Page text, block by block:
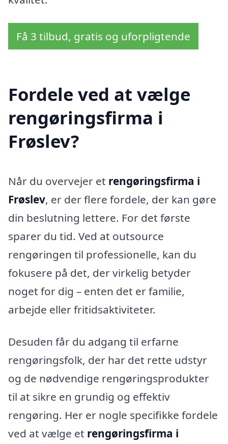
Få 3 tilbud, gratis og uforpligtende
Fordele ved at vælge
rengøringsfirma i
Frøslev?
Når du overvejer et rengøringsfirma i
Frøslev, er der flere fordele, der kan gøre
din beslutning lettere. For det første
sparer du tid. Ved at outsource
rengøringen til professionelle, kan du
fokusere på det, der virkelig betyder
noget for dig – enten det er familie,
arbejde eller fritidsaktiviteter.
Desuden får du adgang til erfarne
rengøringsfolk, der har det rette udstyr
og de nødvendige rengøringsprodukter
til at sikre en grundig og effektiv
rengøring. Her er nogle specifikke fordele
ved at vælge et rengøringsfirma i